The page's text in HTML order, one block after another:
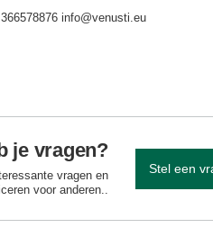
info@venusti.eu
je vragen?
vragen en
voor anderen..
Stel een